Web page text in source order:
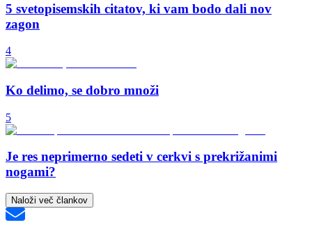
5 svetopisemskih citatov, ki vam bodo dali nov
zagon
4
Ko delimo, se dobro množi
5
Je res neprimerno sedeti v cerkvi s prekrižanimi
nogami?
Naloži več člankov